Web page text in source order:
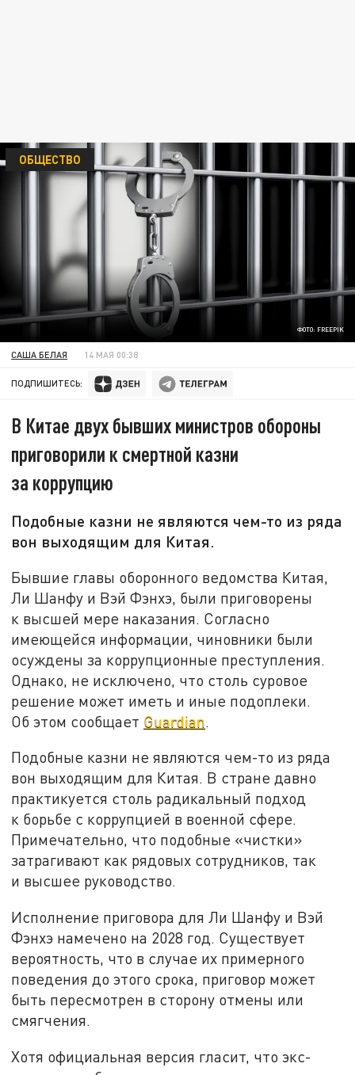
ФОТО: FREEPIK
ОБЩЕСТВО
САША БЕЛАЯ 14 МАЯ 00:38
ПОДПИШИТЕСЬ:
В Китае двух бывших министров обороны
приговорили к смертной казни
за коррупцию
Подобные казни не являются чем-то из ряда
вон выходящим для Китая.
Бывшие главы оборонного ведомства Китая,
Ли Шанфу и Вэй Фэнхэ, были приговорены
к высшей мере наказания. Согласно
имеющейся информации, чиновники были
осуждены за коррупционные преступления.
Однако, не исключено, что столь суровое
решение может иметь и иные подоплеки.
Об этом сообщает Guardian.
Подобные казни не являются чем-то из ряда
вон выходящим для Китая. В стране давно
практикуется столь радикальный подход
к борьбе с коррупцией в военной сфере.
Примечательно, что подобные «чистки»
затрагивают как рядовых сотрудников, так
и высшее руководство.
Исполнение приговора для Ли Шанфу и Вэй
Фэнхэ намечено на 2028 год. Существует
вероятность, что в случае их примерного
поведения до этого срока, приговор может
быть пересмотрен в сторону отмены или
смягчения.
Хотя официальная версия гласит, что экс-